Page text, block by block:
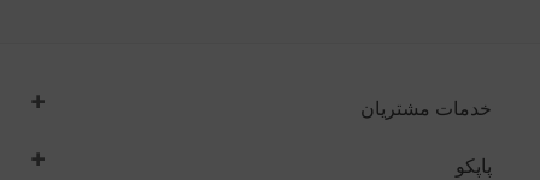
خدمات مشتریان
پاپکو